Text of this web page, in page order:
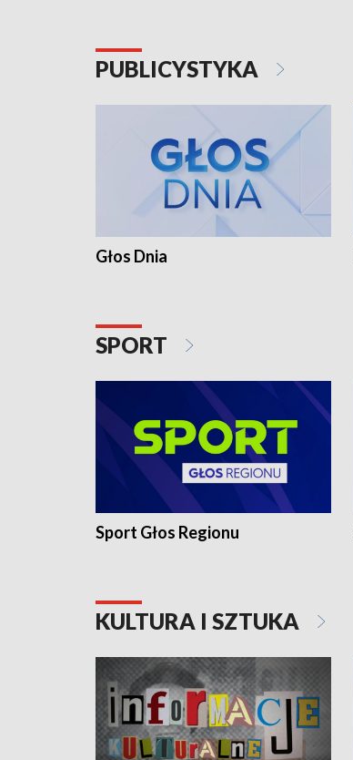
PUBLICYSTYKA
Głos Dnia
SPORT
Sport Głos Regionu
KULTURA I SZTUKA